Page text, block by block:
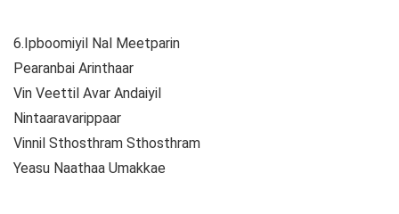
6.Ipboomiyil Nal Meetparin
Pearanbai Arinthaar
Vin Veettil Avar Andaiyil
Nintaaravarippaar
Vinnil Sthosthram Sthosthram
Yeasu Naathaa Umakkae